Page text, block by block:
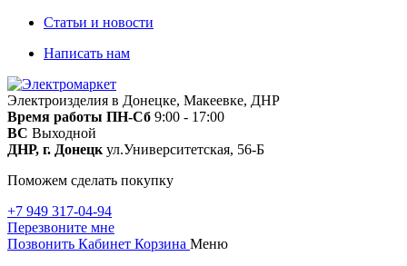
Статьи и новости
Написать нам
Электроизделия в Донецке, Макеевке, ДНР
Время работы ПН-Сб 9:00 - 17:00
ВС Выходной
ДНР, г. Донецк ул.Университетская, 56-Б
Поможем сделать покупку
+7 949 317-04-94
Перезвоните мне
Позвонить Кабинет Корзина Меню